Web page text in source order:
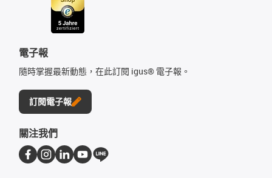
電子報
隨時掌握最新動態，在此訂閱 igus® 電子報。
訂閱電子報
關注我們